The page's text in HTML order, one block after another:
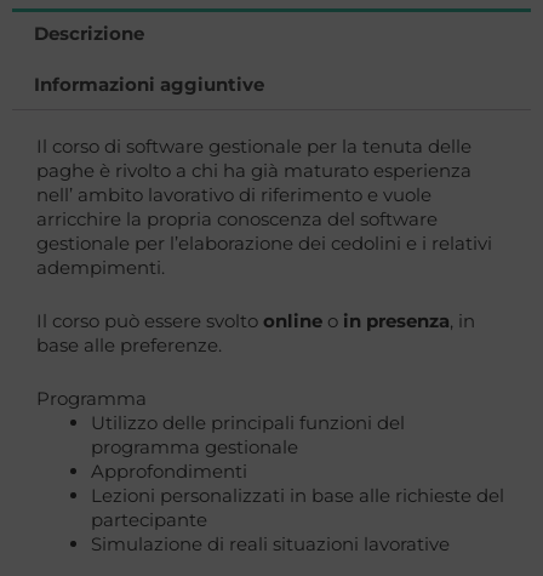
Descrizione
Informazioni aggiuntive
Il corso di software gestionale per la tenuta delle
paghe è rivolto a chi ha già maturato esperienza
nell’ ambito lavorativo di riferimento e vuole
arricchire la propria conoscenza del software
gestionale per l’elaborazione dei cedolini e i relativi
adempimenti.
Il corso può essere svolto online o in presenza, in
base alle preferenze.
Programma
Utilizzo delle principali funzioni del
programma gestionale
Approfondimenti
Lezioni personalizzati in base alle richieste del
partecipante
Simulazione di reali situazioni lavorative